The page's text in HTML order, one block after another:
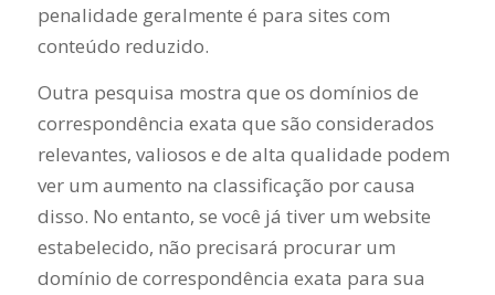
penalidade geralmente é para sites com
conteúdo reduzido.
Outra pesquisa mostra que os domínios de
correspondência exata que são considerados
relevantes, valiosos e de alta qualidade podem
ver um aumento na classificação por causa
disso. No entanto, se você já tiver um website
estabelecido, não precisará procurar um
domínio de correspondência exata para sua